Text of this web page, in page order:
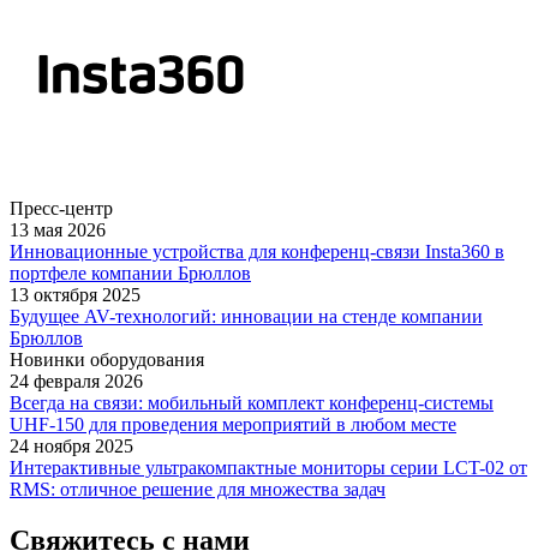
Пресс-центр
13 мая 2026
Инновационные устройства для конференц-связи Insta360 в
портфеле компании Брюллов
13 октября 2025
Будущее AV-технологий: инновации на стенде компании
Брюллов
Новинки оборудования
24 февраля 2026
Всегда на связи: мобильный комплект конференц-системы
UHF-150 для проведения мероприятий в любом месте
24 ноября 2025
Интерактивные ультракомпактные мониторы серии LCT-02 от
RMS: отличное решение для множества задач
Свяжитесь с нами